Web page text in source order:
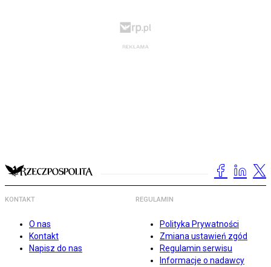
KONTAKT
O nas
Kontakt
Napisz do nas
REGULAMIN
Polityka Prywatności
Zmiana ustawień zgód
Regulamin serwisu
Informacje o nadawcy